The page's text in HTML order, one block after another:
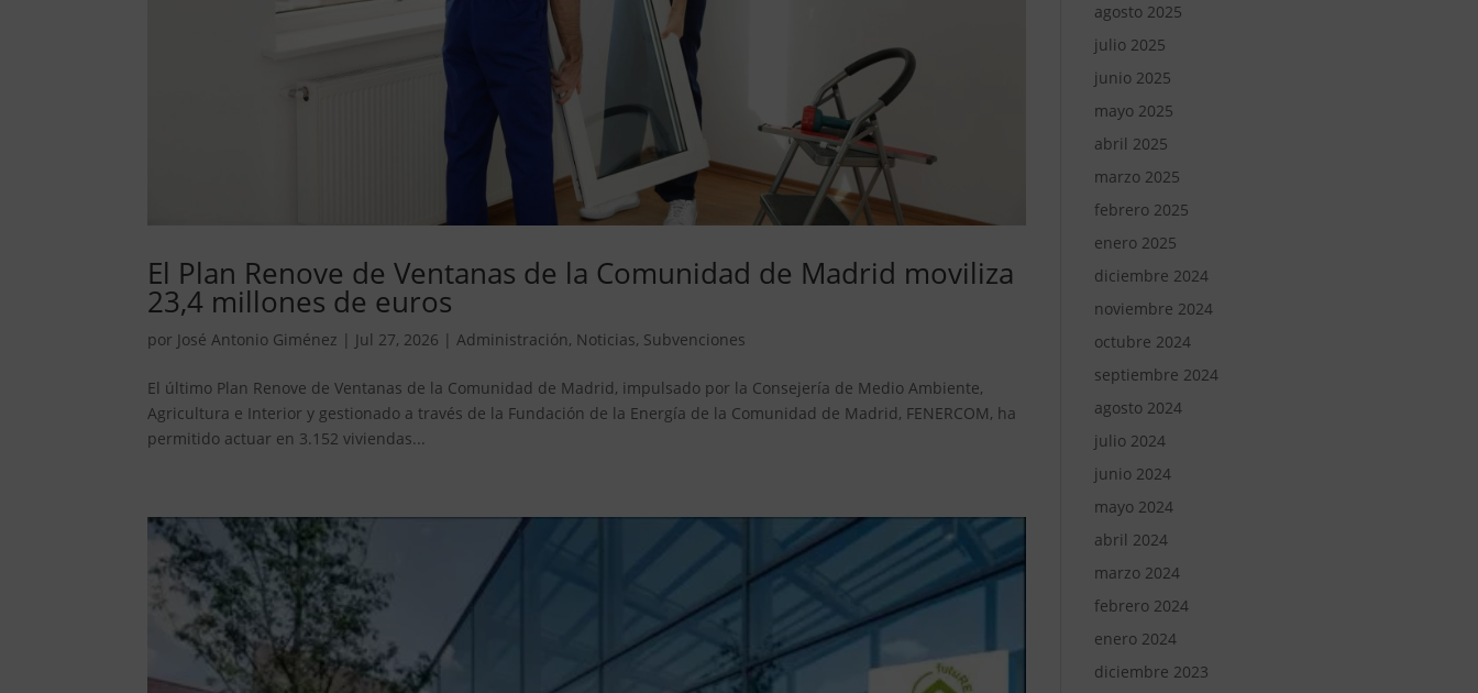
El Plan Renove de Ventanas de la Comunidad de Madrid moviliza
23,4 millones de euros
por José Antonio Giménez | Jul 27, 2026 |Administración, Noticias, Subvenciones
El último Plan Renove de Ventanas de la Comunidad de Madrid, impulsado por la Consejería de Medio Ambiente,
Agricultura e Interior y gestionado a través de la Fundación de la Energía de la Comunidad de Madrid, FENERCOM, ha
permitido actuar en 3.152 viviendas...
agosto 2025
julio 2025
junio 2025
mayo 2025
abril 2025
marzo 2025
febrero 2025
enero 2025
diciembre 2024
noviembre 2024
octubre 2024
septiembre 2024
agosto 2024
julio 2024
junio 2024
mayo 2024
abril 2024
marzo 2024
febrero 2024
enero 2024
diciembre 2023